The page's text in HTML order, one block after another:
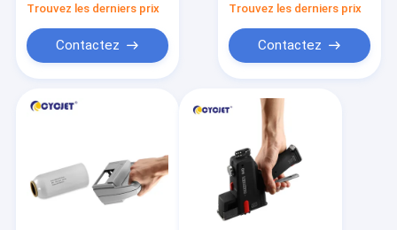
Trouvez les derniers prix
Contactez
Trouvez les derniers prix
Contactez